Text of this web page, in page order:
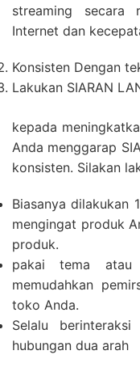
streaming secara
Internet dan
Konsisten Dengan
Lakukan SIARAN
kepada
Anda menggarap
konsisten. Silakan
Biasanya dilakukan
mengingat produk
produk.
pakai tema atau
memudahkan
toko Anda.
Selalu
hubungan dua arah